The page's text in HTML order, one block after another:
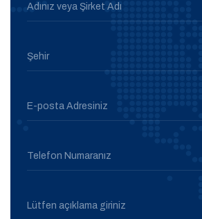
Adınız veya Şirket Adı
Şehir
E-posta Adresiniz
Telefon Numaranız
Lütfen açıklama giriniz